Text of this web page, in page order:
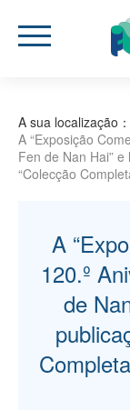
A sua localização：
A “Exposição
Fen de Nan Hai”
“Colecção
A
120.º
de